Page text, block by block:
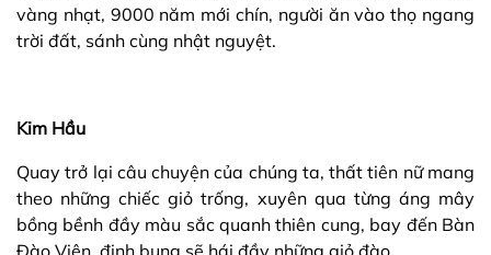
vàng nhạt, 9000 năm mới chín, người ăn vào thọ ngang
trời đất, sánh cùng nhật nguyệt.
Kim Hầu
Quay trở lại câu chuyện của chúng ta, thất tiên nữ mang
theo những chiếc giỏ trống, xuyên qua từng áng mây
bồng bềnh đầy màu sắc quanh thiên cung, bay đến Bàn
Đào Viên, định bụng sẽ hái đầy những giỏ đào.